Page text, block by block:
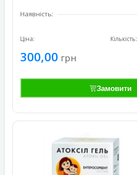
Наявність:
Ціна:
300,00 грн
Кількість:
Замовити